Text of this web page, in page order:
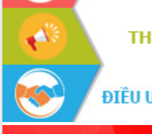
Gặp mặt các cơ quan báo chí nhân Kỷ
niệm 101 năm Ngày Báo chí Cách
mạng Việt Nam
Đắk Lắk sơ kết 4 năm triển khai thực
hiện Đề án 06 của Chính phủ
Họp báo thông tin về Hội nghị Công bố
Quy hoạch và Xúc tiến đầu tư tỉnh Đắk
Lắk
Khơi thông điểm nghẽn, đẩy nhanh
giải ngân vốn khắc phục thiên tai